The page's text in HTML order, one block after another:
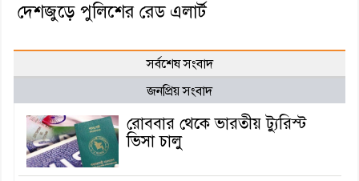
দেশজুড়ে পুলিশের রেড এলার্ট
সর্বশেষ সংবাদ
জনপ্রিয় সংবাদ
রোববার থেকে ভারতীয় ট্যুরিস্ট
ভিসা চালু